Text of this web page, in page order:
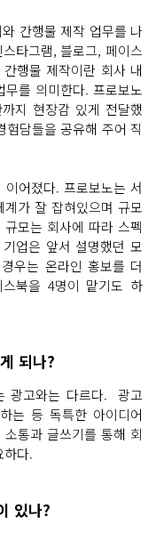
간행물 제작 업무를 나
타그램, 블로그, 페이스
행물 제작이란 회사 내
를 의미한다. 프로보노
지 현장감 있게 전달했
담들을 공유해 주어 직
어졌다. 프로보노는 서
가 잘 잡혀있으며 규모
모는 회사에 따라 스펙
업은 앞서 설명했던 모
우는 온라인 홍보를 더
북을 4명이 맡기도 하
되나?
광고와는 다르다. 광고
는 등 독특한 아이디어
통과 글쓰기를 통해 회
하다.
있나?